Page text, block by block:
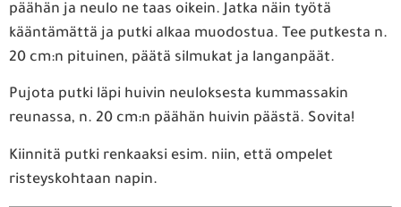
päähän ja neulo ne taas oikein. Jatka näin työtä
kääntämättä ja putki alkaa muodostua. Tee putkesta n.
20 cm:n pituinen, päätä silmukat ja langanpäät.
Pujota putki läpi huivin neuloksesta kummassakin
reunassa, n. 20 cm:n päähän huivin päästä. Sovita!
Kiinnitä putki renkaaksi esim. niin, että ompelet
risteyskohtaan napin.